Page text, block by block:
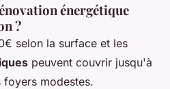
énergétique
?
selon la surface et les
peuvent couvrir jusqu'à
modestes.